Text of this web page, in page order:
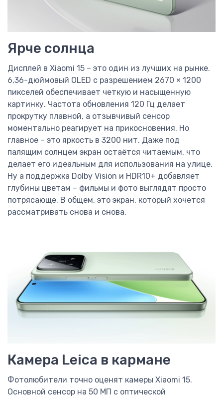
Ярче солнца
Дисплей в Xiaomi 15 – это один из лучших на рынке.
6,36-дюймовый OLED с разрешением 2670 × 1200
пикселей обеспечивает четкую и насыщенную
картинку. Частота обновления 120 Гц делает
прокрутку плавной, а отзывчивый сенсор
моментально реагирует на прикосновения. Но
главное – это яркость в 3200 нит. Даже под
палящим солнцем экран остаётся читаемым, что
делает его идеальным для использования на улице.
Ну а поддержка Dolby Vision и HDR10+ добавляет
глубины цветам – фильмы и фото выглядят просто
потрясающе. В общем, это экран, который хочется
рассматривать снова и снова.
Камера Leica в кармане
Фотолюбители точно оценят камеры Xiaomi 15.
Основной сенсор на 50 МП с оптической